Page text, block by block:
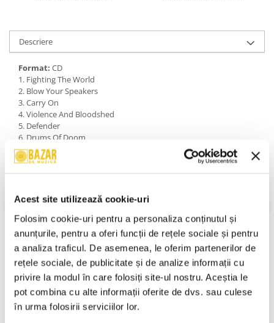
Acest site utilizează cookie-uri
Folosim cookie-uri pentru a personaliza conținutul și
anunțurile, pentru a oferi funcții de rețele sociale și pentru
a analiza traficul. De asemenea, le oferim partenerilor de
rețele sociale, de publicitate și de analize informații cu
privire la modul în care folosiți site-ul nostru. Aceștia le
pot combina cu alte informații oferite de dvs. sau culese
în urma folosirii serviciilor lor.
Descriere
Format: CD
1. Fighting The World
2. Blow Your Speakers
3. Carry On
4. Violence And Bloodshed
5. Defender
6. Drums Of Doom
7. Holy War
8. Master Of Revenge
Stil:Rock ; Heavy Metal
Stare Coperta:Near Mint (NM or M-)
Informatii conformitate produs
Review-uri(0)